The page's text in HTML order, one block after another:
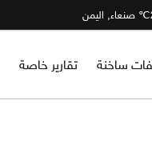
ساخنة تقارير خاصة